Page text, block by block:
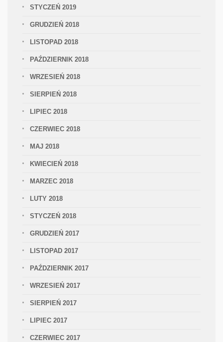
STYCZEŃ 2019
GRUDZIEŃ 2018
LISTOPAD 2018
PAŹDZIERNIK 2018
WRZESIEŃ 2018
SIERPIEŃ 2018
LIPIEC 2018
CZERWIEC 2018
MAJ 2018
KWIECIEŃ 2018
MARZEC 2018
LUTY 2018
STYCZEŃ 2018
GRUDZIEŃ 2017
LISTOPAD 2017
PAŹDZIERNIK 2017
WRZESIEŃ 2017
SIERPIEŃ 2017
LIPIEC 2017
CZERWIEC 2017